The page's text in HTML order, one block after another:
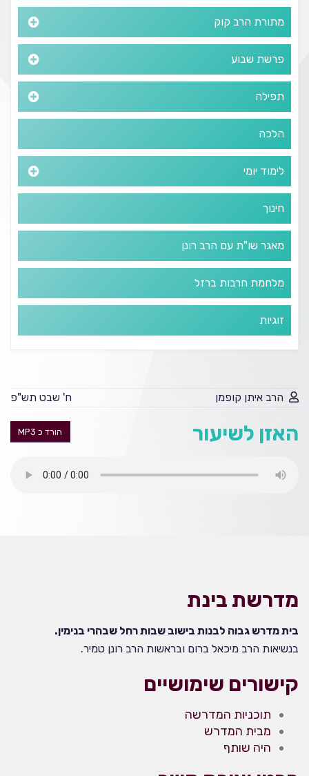
מתורת הרב קוק
פרשת שבוע
תפילה
הלכה
לימוד יומי
חינוך
מאגר שו"ת עם הרב רונן
מלחמת חרבות ברזל
זוגיות
הרב איתן קופמן ח' שבט תש"פ
הורד כ MP3 האזן לשיעור
מדרשת בינת
בית מדרש גבוה לבנות בישוב שבות רחל שבהרי בנימין.
בנשיאות הרב מיכאל ברום ובראשות הרב רונן טמיר.
קישורים שימושיים
תוכניות המדרשה
מבית המדרש
היה שותף